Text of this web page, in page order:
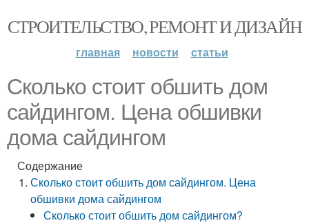
СТРОИТЕЛЬСТВО, РЕМОНТ И ДИЗАЙН
главная новости статьи
Сколько стоит обшить дом
сайдингом. Цена обшивки
дома сайдингом
Содержание
Сколько стоит обшить дом сайдингом. Цена
обшивки дома сайдингом
Сколько стоит обшить дом сайдингом?